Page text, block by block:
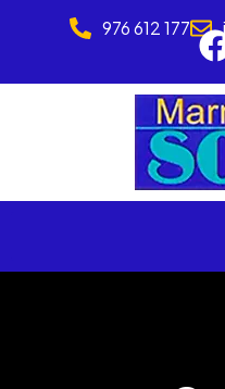
976 612 177